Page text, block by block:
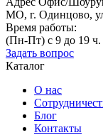
МО, г. Одинцово,
Время работы:
(Пн-Пт) с 9 до 19 ч.
Задать вопрос
Каталог
О нас
Блог
Контакты